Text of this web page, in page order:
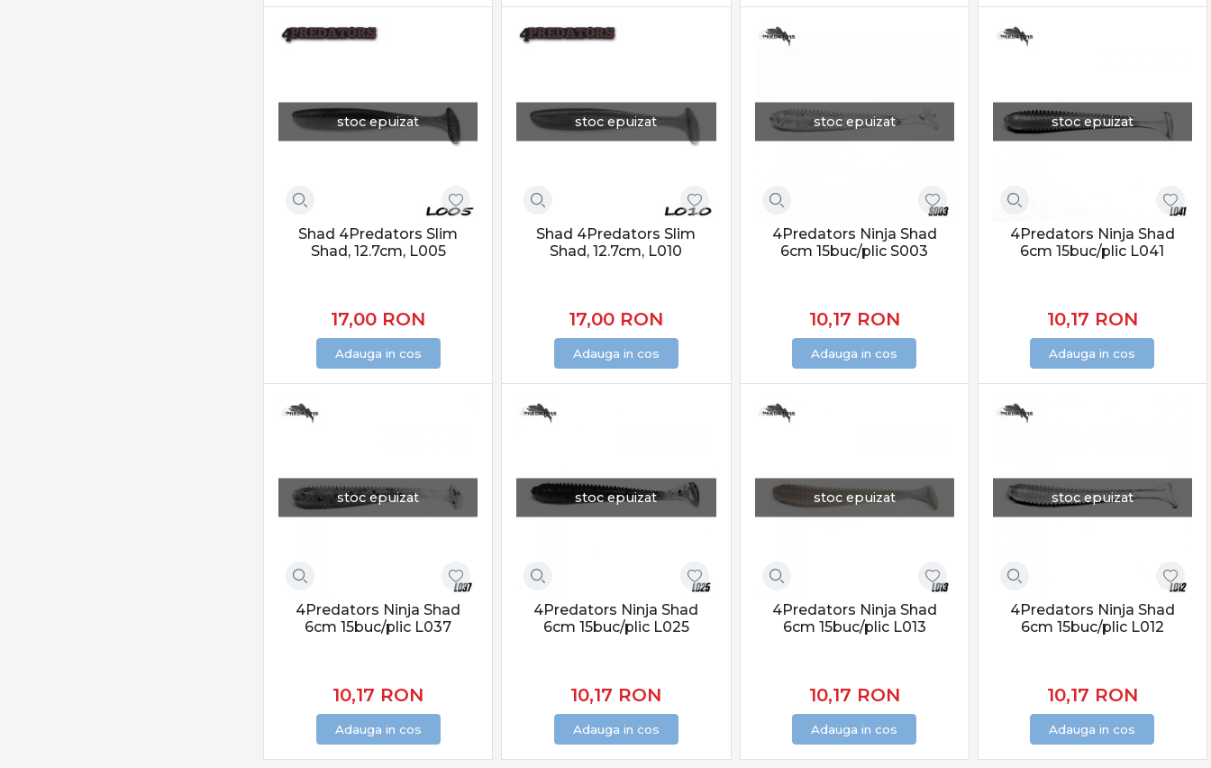
stoc epuizat
Shad 4Predators Slim
Shad, 12.7cm, L005
17,00 RON
Adauga in cos
stoc epuizat
Shad 4Predators Slim
Shad, 12.7cm, L010
17,00 RON
Adauga in cos
stoc epuizat
4Predators Ninja Shad
6cm 15buc/plic S003
10,17 RON
Adauga in cos
stoc epuizat
4Predators Ninja Shad
6cm 15buc/plic L041
10,17 RON
Adauga in cos
stoc epuizat
4Predators Ninja Shad
6cm 15buc/plic L037
10,17 RON
Adauga in cos
stoc epuizat
4Predators Ninja Shad
6cm 15buc/plic L025
10,17 RON
Adauga in cos
stoc epuizat
4Predators Ninja Shad
6cm 15buc/plic L013
10,17 RON
Adauga in cos
stoc epuizat
4Predators Ninja Shad
6cm 15buc/plic L012
10,17 RON
Adauga in cos